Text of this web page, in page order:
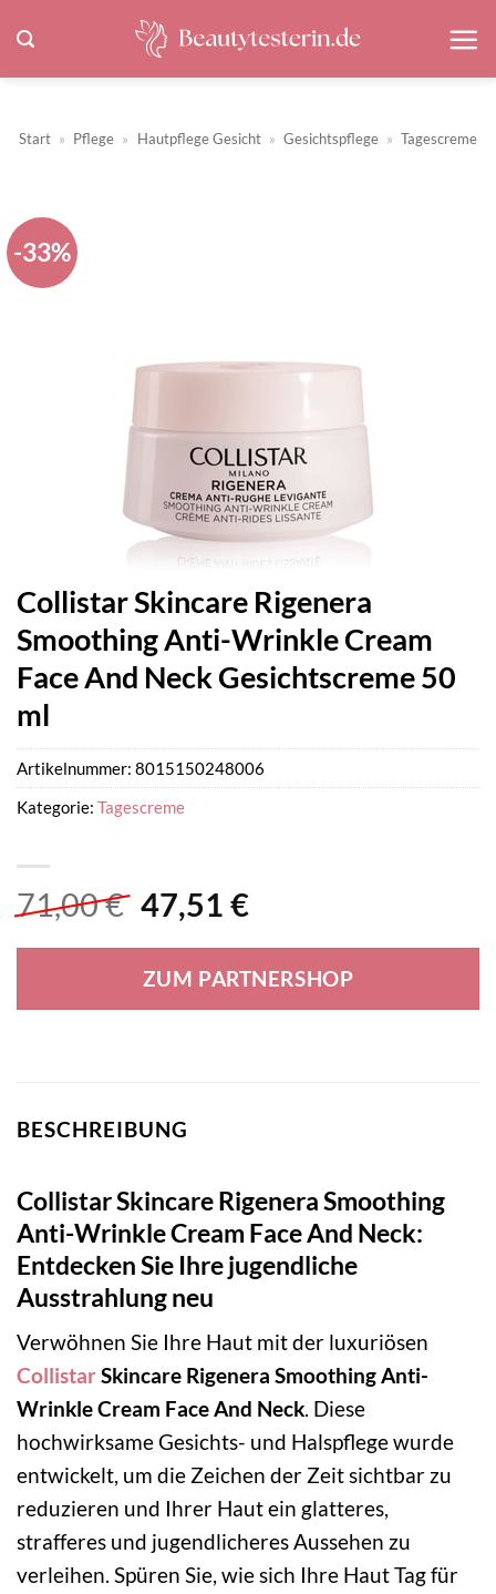
Inhalt
springen
Start » Pflege » Hautpflege Gesicht » Gesichtspflege » Tagescreme
-33%
Collistar Skincare Rigenera
Smoothing Anti-Wrinkle Cream
Face And Neck Gesichtscreme 50
ml
71,00€ Ursprünglicher
war:
71,00 €
47,51 €Aktueller
ist:
47,51 €.
ZUM PARTNERSHOP
Artikelnummer: 8015150248006
Kategorie: Tagescreme
BESCHREIBUNG
Collistar Skincare Rigenera Smoothing
Anti-Wrinkle Cream Face And Neck:
Entdecken Sie Ihre jugendliche
Ausstrahlung neu
Verwöhnen Sie Ihre Haut mit der luxuriösen
CollistarSkincare Rigenera Smoothing Anti-
Wrinkle Cream Face And Neck. Diese
hochwirksame Gesichts- und Halspflege wurde
entwickelt, um die Zeichen der Zeit sichtbar zu
reduzieren und Ihrer Haut ein glatteres,
strafferes und jugendlicheres Aussehen zu
verleihen. Spüren Sie, wie sich Ihre Haut Tag für